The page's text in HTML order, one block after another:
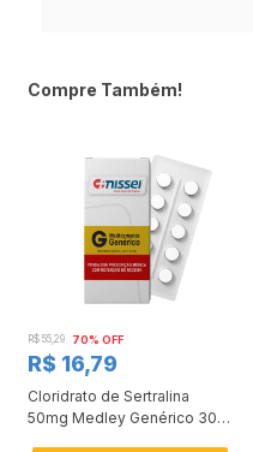
Compre Também!
R$ 55,29 70% OFF
R$ 16,79
Cloridrato de Sertralina
50mg Medley Genérico 30